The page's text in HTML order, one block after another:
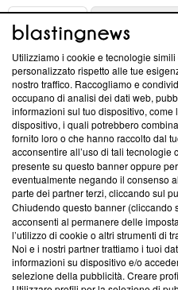
ABOUT
Questa sezione offre
News, sui nostri processi
creare news di qualità. Inoltre,
‘Trust Project - News with
ancora membro del
parte; Trust Project non ha
conformità agli standard.
Su di noi
Team editoriale
Corporate
Redazione
Utilizziamo i cookie e tecnologie
personalizzato rispetto alle tue
nostro traffico. Raccogliamo e
occupano di analisi dei dati web,
informazioni sul tuo dispositivo, come
dispositivo, i quali potrebbero
fornito loro o che hanno raccolto dal
acconsentire all’uso di tali tecnologie
presente su questo banner oppure
eventualmente negando il consenso
parte dei partner terzi, cliccando sul
Chiudendo questo banner (cliccando
acconsenti al permanere delle
l’utilizzo di cookie o altri strumenti di
Noi e i nostri partner trattiamo i tuoi
informazioni su dispositivo e/o
selezione della pubblicità. Creare